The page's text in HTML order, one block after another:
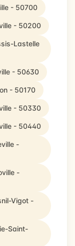
- 50700
- 50200
Lastelle
- 50630
- 50170
- 50330
- 50440
-
-
Vigot -
Saint-